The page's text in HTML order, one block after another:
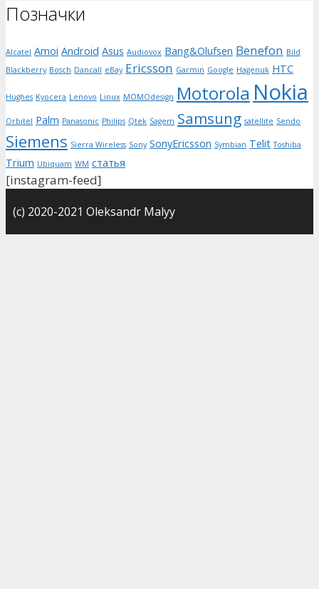
Позначки
Alcatel Amoi Android Asus Audiovox Bang&Olufsen Benefon Bild
Blackberry Bosch Dancall eBay Ericsson Garmin Google Hagenuk HTC
Hughes Kyocera Lenovo Linux MOMOdesign Motorola Nokia
Orbitel Palm Panasonic Philips Qtek Sagem Samsung satellite Sendo
Siemens Sierra Wireless Sony SonyEricsson Symbian Telit Toshiba
Trium Ubiquam WM статья
[instagram-feed]
(с) 2020-2021 Oleksandr Malyy